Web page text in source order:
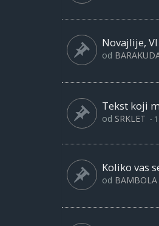
Novajlije, VI
od
Tekst koji
od SRKLET -
Koliko vas
od BAMBOLA